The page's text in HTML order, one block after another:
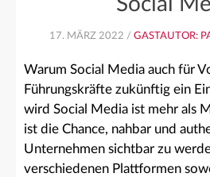
17. MÄRZ 2022 / GASTAUTOR:
Warum Social Media auch für
Führungskräfte zukünftig ein
wird Social Media ist mehr als
ist die Chance, nahbar und
Unternehmen sichtbar zu
verschiedenen Plattformen